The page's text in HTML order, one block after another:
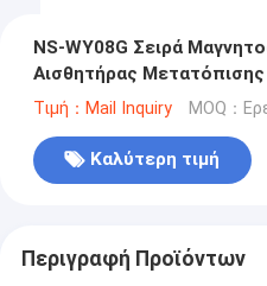
NS-WY08G Σειρά
Αισθητήρας
Θερμοστάτη
Τιμή：Mail Inquiry MOQ：
Καλύτερη τιμή
Περιγραφή Προϊόντων